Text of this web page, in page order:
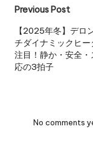
Post
Previous Post
【2025年冬】デロ
チダイナミックヒー
注目！静か・安全・
応の3拍子
No comments